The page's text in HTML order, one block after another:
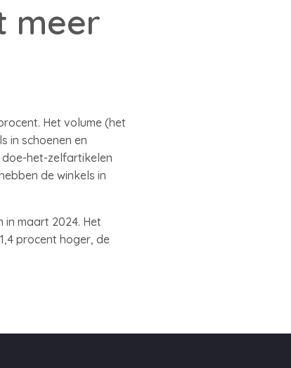
meer
Het volume (het
in schoenen en
doe-het-zelfartikelen
de winkels in
in maart 2024. Het
procent hoger, de